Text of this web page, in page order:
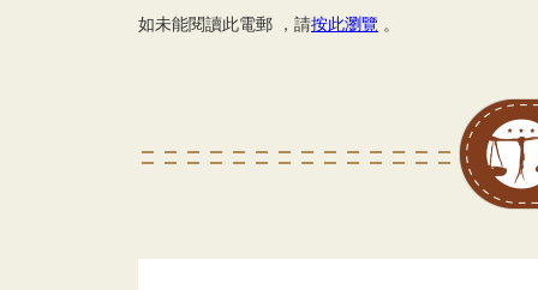
如未能閱讀此電郵 ，請按此瀏覽 。